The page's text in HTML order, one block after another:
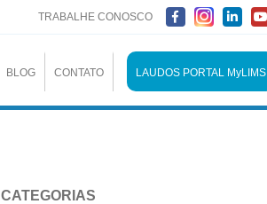
TRABALHE CONOSCO
BLOG CONTATO LAUDOS PORTAL MyLIMS
CATEGORIAS